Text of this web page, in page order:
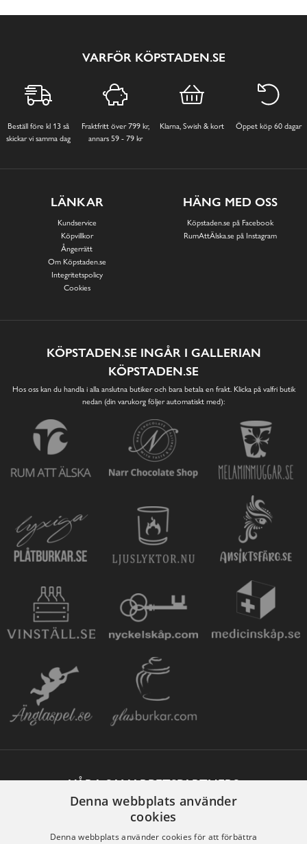
VARFÖR KÖPSTADEN.SE
Beställ före kl 13 så
skickar vi samma dag
Fraktfritt över 799 kr,
annars 59 - 79 kr
Klarna, Swish & kort Öppet köp 60 dagar
LÄNKAR
Kundservice
Köpvillkor
Ångerrätt
Om Köpstaden.se
Integritetspolicy
Cookies
HÄNG MED OSS
Köpstaden.se på Facebook
RumAttÄlska.se på Instagram
KÖPSTADEN.SE INGÅR I GALLERIAN
KÖPSTADEN.SE
Hos oss kan du handla i alla anslutna butiker och bara betala en frakt. Klicka på valfri butik
nedan (din varukorg följer automatiskt med):
VÅRA SAMARBETSPARTNERS
Denna webbplats använder
cookies
Denna webbplats använder cookies för att förbättra